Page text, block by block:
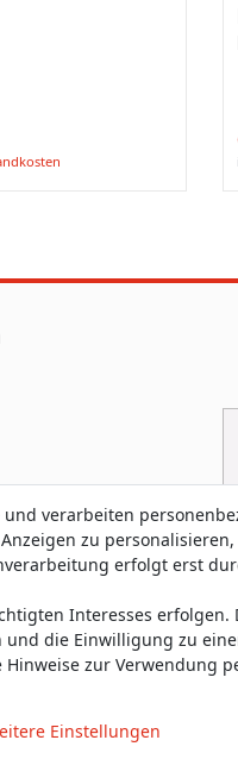
AGB
verarbeiten
zu
erfolgt erst
Interesses erfolgen.
die Einwilligung zu
Hinweise zur Verwendung
Einstellungen